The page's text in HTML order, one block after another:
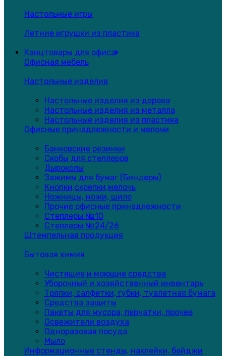
Настольные игры
Летние игрушки из пластика
Канцтовары для офиса
Офисная мебель
Настольные изделия
Настольные изделия из дерева
Настольные изделия из металла
Настольные изделия из пластика
Офисные принадлежности и мелочи
Банковские резинки
Скобы для степлеров
Дыроколы
Зажимы для бумаг (Биндеры)
Кнопки,скрепки,мелочь
Ножницы, ножи, шило
Прочие офисные принадлежности
Степлеры №10
Степлеры №24/26
Штемпельная продукция
Бытовая химия
Чистящие и моющие средства
Уборочный и хозяйственный инвентарь
Тряпки, салфетки, губки, туалетная бумага
Средства защиты
Пакеты для мусора, перчатки, прочее
Освежители воздуха
Одноразовая посуда
Мыло
Информационные стенды, наклейки, бейджи